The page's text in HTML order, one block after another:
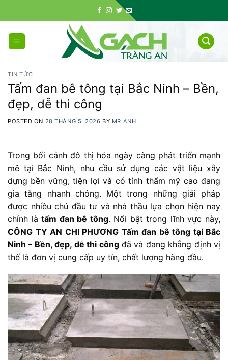
to
content
TIN TỨC
Tấm đan bê tông tại Bắc Ninh – Bền,
đẹp, dễ thi công
POSTED ON 28 THÁNG 5, 2026 BY MR ANH
Trong bối cảnh đô thị hóa ngày càng phát triển mạnh
mẽ tại Bắc Ninh, nhu cầu sử dụng các vật liệu xây
dựng bền vững, tiện lợi và có tính thẩm mỹ cao đang
gia tăng nhanh chóng. Một trong những giải pháp
được nhiều chủ đầu tư và nhà thầu lựa chọn hiện nay
chính làtấm đan bê tông. Nổi bật trong lĩnh vực này,
CÔNG TY AN CHI PHƯƠNG Tấm đan bê tông tại Bắc
Ninh – Bền, đẹp, dễ thi côngđã và đang khẳng định vị
thế là đơn vị cung cấp uy tín, chất lượng hàng đầu.